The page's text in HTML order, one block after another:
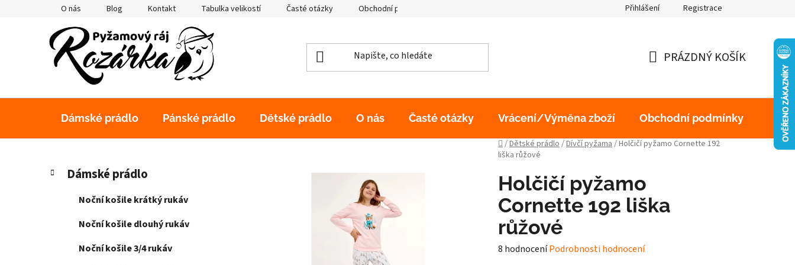
O nás Blog Kontakt Tabulka velikostí Časté otázky Obchodní podmínky Přihlášení Registrace
KOŠÍK
PRÁZDNÝ KOŠÍK
Dámské prádlo Pánské prádlo Dětské prádlo O nás Časté otázky Vrácení/Výměna zboží Obchodní podmínky
Domů
/Dětské prádlo/Dívčí pyžama/Holčičí pyžamo Cornette 192
liška růžové
P
Přeskočit
kategorie
K
a
Dámské prádlo
Noční košile krátký rukáv
Noční košile dlouhý rukáv
Noční košile 3/4 rukáv
Holčičí pyžamo
Cornette 192 liška
růžové
Průměrné
8 hodnoceníPodrobnosti hodnocení